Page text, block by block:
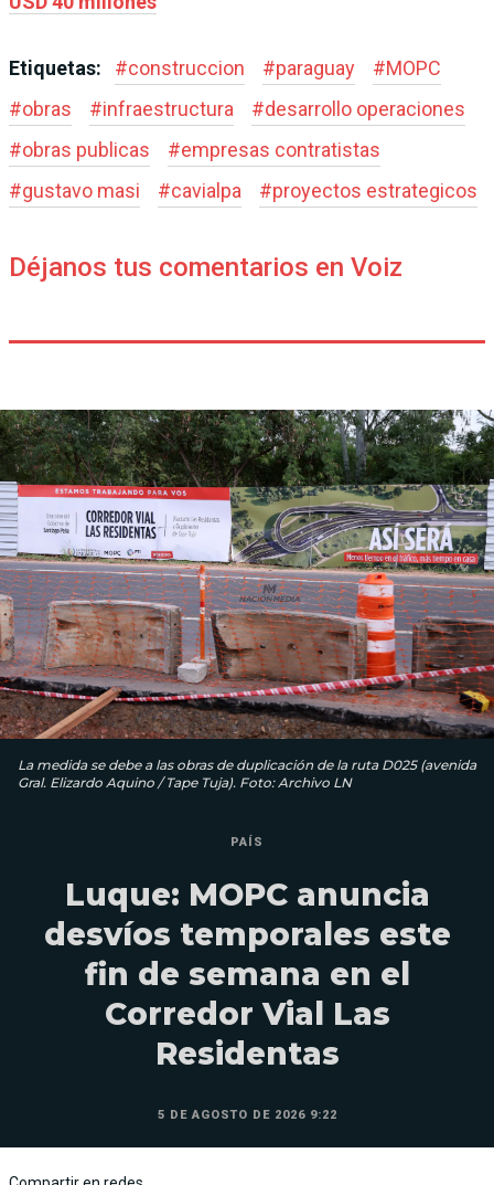
Etiquetas: #construccion #paraguay #MOPC
#obras #infraestructura #desarrollo operaciones
#obras publicas #empresas contratistas
#gustavo masi #cavialpa #proyectos estrategicos
Déjanos tus comentarios en Voiz
La medida se debe a las obras de duplicación de la ruta D025 (avenida
Gral. Elizardo Aquino / Tape Tuja). Foto: Archivo LN
PAÍS
Luque: MOPC anuncia
desvíos temporales este
fin de semana en el
Corredor Vial Las
Residentas
5 DE AGOSTO DE 2026 9:22